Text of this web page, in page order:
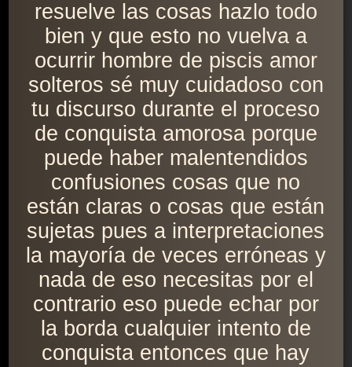
resuelve las cosas hazlo todo
bien y que esto no vuelva a
ocurrir hombre de piscis amor
solteros sé muy cuidadoso con
tu discurso durante el proceso
de conquista amorosa porque
puede haber malentendidos
confusiones cosas que no
están claras o cosas que están
sujetas pues a interpretaciones
la mayoría de veces erróneas y
nada de eso necesitas por el
contrario eso puede echar por
la borda cualquier intento de
conquista entonces que hay